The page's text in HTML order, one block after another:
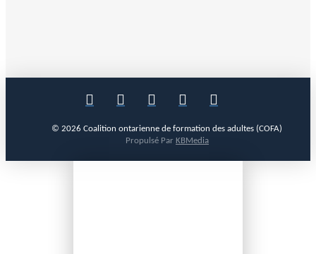
© 2026 Coalition ontarienne de formation des adultes (COFA)
Propulsé Par KBMedia